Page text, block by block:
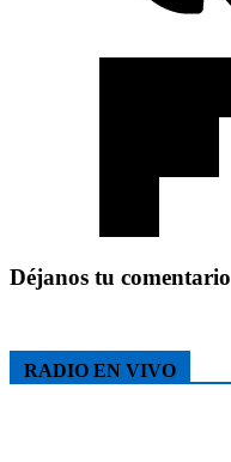
Déjanos tu comentario
RADIO EN VIVO